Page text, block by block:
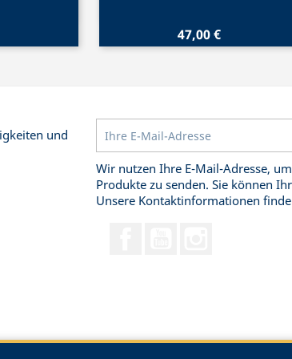
47,00 €
und
Wir nutzen Ihre E-Mail-Adresse,
Produkte zu senden. Sie können
Unsere Kontaktinformationen